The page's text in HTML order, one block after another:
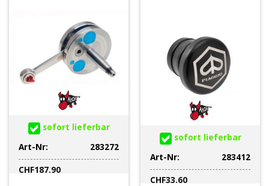
sofort lieferbar
Art-Nr:
283272
CHF187.90
sofort lieferbar
Art-Nr:
283412
CHF33.60